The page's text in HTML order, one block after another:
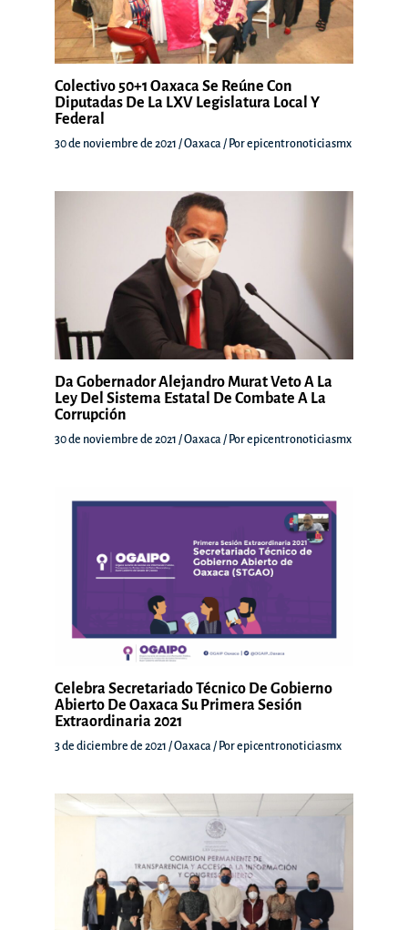
Colectivo 50+1 Oaxaca Se Reúne Con
Diputadas De La LXV Legislatura Local Y
Federal
30 de noviembre de 2021 /Oaxaca / Porepicentronoticiasmx
Da Gobernador Alejandro Murat Veto A La
Ley Del Sistema Estatal De Combate A La
Corrupción
30 de noviembre de 2021 /Oaxaca / Porepicentronoticiasmx
Celebra Secretariado Técnico De Gobierno
Abierto De Oaxaca Su Primera Sesión
Extraordinaria 2021
3 de diciembre de 2021 /Oaxaca / Porepicentronoticiasmx